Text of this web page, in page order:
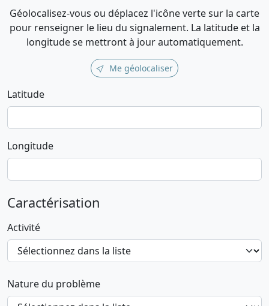
Géolocalisez-vous ou déplacez l'icône verte sur la carte
pour renseigner le lieu du signalement. La latitude et la
longitude se mettront à jour automatiquement.
Me géolocaliser
Latitude
Longitude
Caractérisation
Activité
Nature du problème